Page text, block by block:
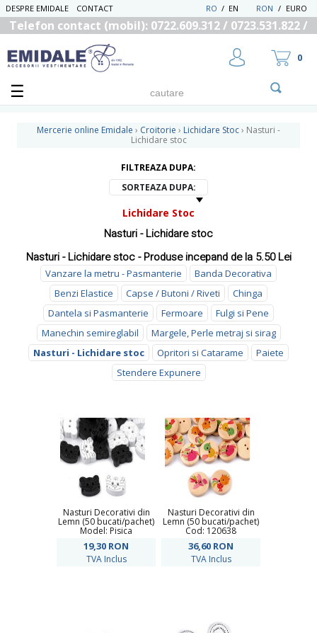
DESPRE EMIDALE CONTACT RON / EURO
EN
/
RO
Telefon contact (mobil): 0722.609.312 / 0723.531.822 /
RECUPEREAZA PAROLA
0
Mercerie online Emidale › Croitorie › Lichidare Stoc› Nasturi -
Lichidare stoc
FILTREAZA DUPA:
SORTEAZA DUPA:
Lichidare Stoc
Nasturi - Lichidare stoc
Nasturi - Lichidare stoc - Produse incepand de la 5.50 Lei
Vanzare la metru - Pasmanterie
Banda Decorativa
Benzi Elastice
Capse / Butoni / Riveti
Chinga
Dantela si Pasmanterie
Fermoare
Fulgi si Pene
Manechin semireglabil
Margele, Perle metraj si sirag
Nasturi - Lichidare stoc
Opritori si Catarame
Paiete
Stendere Expunere
Nasturi Decorativi din
Lemn (50 bucati/pachet)
Model: Pisica
19,30 RON
TVA Inclus
Nasturi Decorativi din
Lemn (50 bucati/pachet)
Cod: 120638
36,60 RON
TVA Inclus